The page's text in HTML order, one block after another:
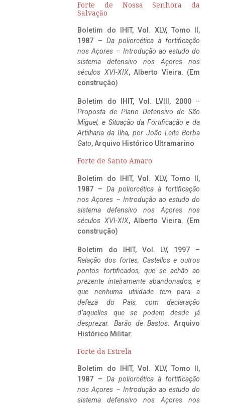
Forte de Nossa Senhora da
Salvação
Boletim do IHIT, Vol. XLV, Tomo II,
1987 – Da poliorcética à fortificação
nos Açores – Introdução ao estudo do
sistema defensivo nos Açores nos
séculos XVI-XIX, Alberto Vieira. (Em
construção)
Boletim do IHIT, Vol. LVIII, 2000 –
Proposta de Plano Defensivo de São
Miguel, e Situação da Fortificação e da
Artilharia da Ilha, por João Leite Borba
Gato, Arquivo Histórico Ultramarino
Forte de Santo Amaro
Boletim do IHIT, Vol. XLV, Tomo II,
1987 – Da poliorcética à fortificação
nos Açores – Introdução ao estudo do
sistema defensivo nos Açores nos
séculos XVI-XIX, Alberto Vieira. (Em
construção)
Boletim do IHIT, Vol. LV, 1997 –
Relação dos fortes, Castellos e outros
pontos fortificados, que se achão ao
prezente inteiramente abandonados, e
que nenhuma utilidade tem para a
defeza do Pais, com declaração
d’aquelles que se podem desde já
desprezar. Barão de Bastos. Arquivo
Histórico Militar.
Forte da Estrela
Boletim do IHIT, Vol. XLV, Tomo II,
1987 – Da poliorcética à fortificação
nos Açores – Introdução ao estudo do
sistema defensivo nos Açores nos